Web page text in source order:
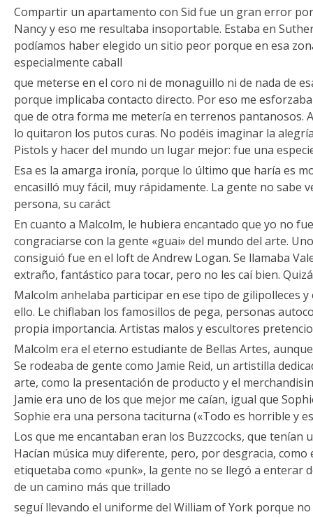
Compartir un apartamento con Sid fue un gran error
Nancy y eso me resultaba insoportable. Estaba en
podíamos haber elegido un sitio peor porque en esa
especialmente caball
que meterse en el coro ni de monaguillo ni de nada de
porque implicaba contacto directo. Por eso me
que de otra forma me metería en terrenos pantanosos.
lo quitaron los putos curas. No podéis imaginar la
Pistols y hacer del mundo un lugar mejor: fue una
Esa es la amarga ironía, porque lo último que haría es
encasilló muy fácil, muy rápidamente. La gente no sabe
persona, su caráct
En cuanto a Malcolm, le hubiera encantado que yo no
congraciarse con la gente «guai» del mundo del arte.
consiguió fue en el loft de Andrew Logan. Se llamaba
extraño, fantástico para tocar, pero no les caí bien.
Malcolm anhelaba participar en ese tipo de gilipolleces
ello. Le chiflaban los famosillos de pega, personas
propia importancia. Artistas malos y escultores
Malcolm era el eterno estudiante de Bellas Artes,
Se rodeaba de gente como Jamie Reid, un artistilla
arte, como la presentación de producto y el
Jamie era uno de los que mejor me caían, igual que
Sophie era una persona taciturna («Todo es horrible y
Los que me encantaban eran los Buzzcocks, que tenían
Hacían música muy diferente, pero, por desgracia,
etiquetaba como «punk», la gente no se llegó a enterar
de un camino más que trillado
seguí llevando el uniforme del William of York porque